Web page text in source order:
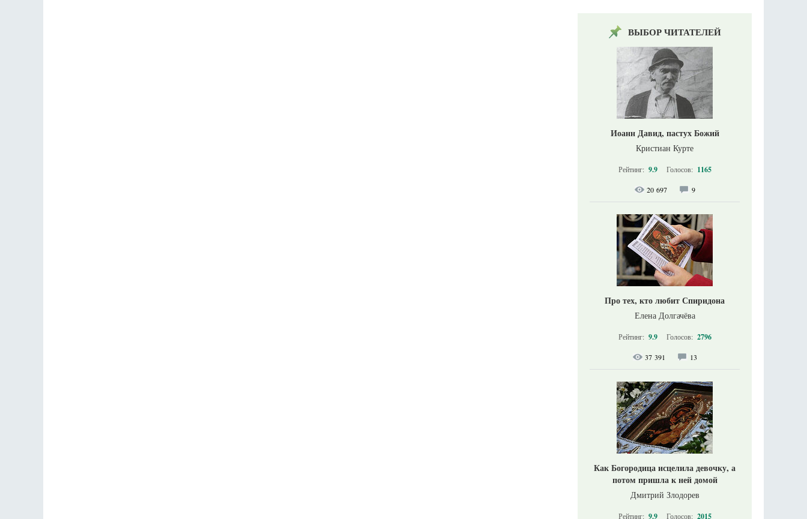
ВЫБОР ЧИТАТЕЛЕЙ
Иоанн Давид, пастух Божий
Кристиан Курте
Рейтинг: 9.9 Голосов: 1165
20 697 9
Про тех, кто любит Спиридона
Елена Долгачёва
Рейтинг: 9.9 Голосов: 2796
37 391 13
Как Богородица исцелила девочку, а
потом пришла к ней домой
Дмитрий Злодорев
Рейтинг: 9.9 Голосов: 2015